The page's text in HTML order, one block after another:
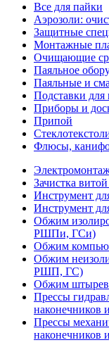
Все для пайки
Аэрозоли:
Защитные
Монтажные
Очищающие
Паяльное
Паяльные и
Подставки для
Приборы и
Припой
Флюсы,
Зачистка
Инструмент
Инструмент
Обжим
РШПи, ГСи)
Обжим
Обжим
РШП, ГС)
Обжим
Прессы
Прессы